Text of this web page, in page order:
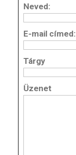
Neved:
E-mail címed:
Tárgy
Üzenet